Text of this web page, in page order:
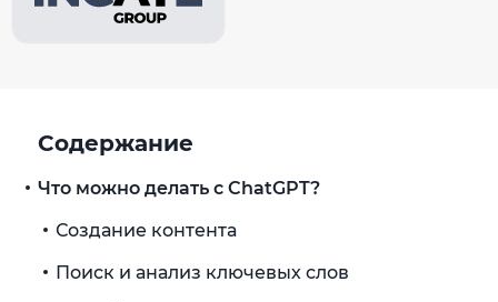
Содержание
Что можно делать с ChatGPT?
Создание контента
Поиск и анализ ключевых слов